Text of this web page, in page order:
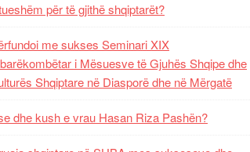
për të gjithë shqiptarët?
me sukses Seminari XIX
i Mësuesve të Gjuhës Shqipe dhe
Shqiptare në Diasporë dhe në Mërgatë
dhe kush e vrau Hasan Riza Pashën?